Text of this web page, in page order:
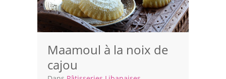
Maamoul à la noix de
cajou